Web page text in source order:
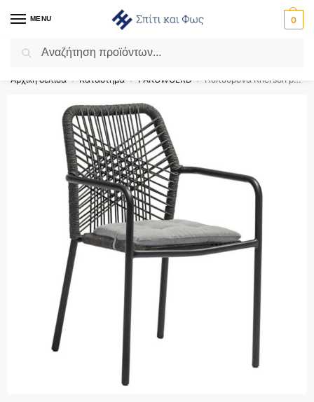
MENU 0
Flash Sale ⚡ 10% Έκπτωση με τον κωδικό ‘SPRING’!
Αρχική σελίδα / Κατάστημα / PAKOWOLRD / Πολυθρόνα Kherson pakoworld αλουμίνιο σχοινί ανθρακί-μαξιλάρι γκρι – 216-000012